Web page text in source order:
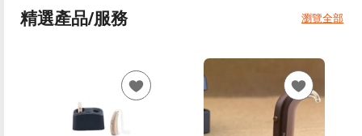
精選產品/服務 瀏覽全部